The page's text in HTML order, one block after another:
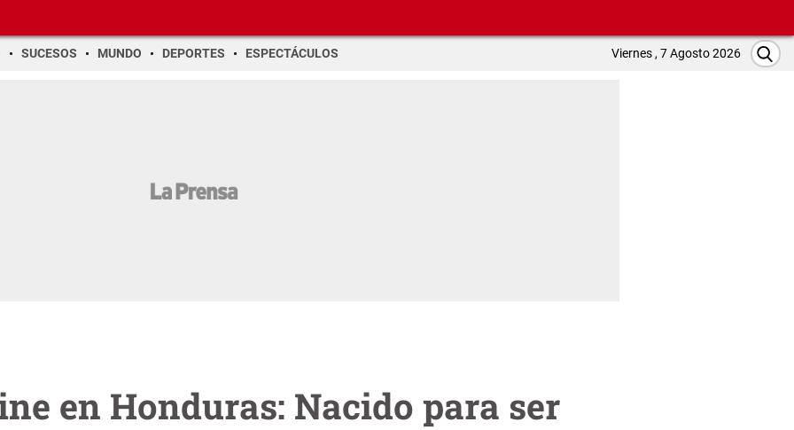
SUCESOS MUNDO DEPORTES ESPECTÁCULOS Viernes , 7 Agosto 2026
en Honduras: Nacido para ser